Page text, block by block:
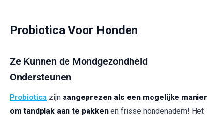
Probiotica Voor Honden
Ze Kunnen de Mondgezondheid
Ondersteunen
Probiotica zijn aangeprezen als een mogelijke manier
om tandplak aan te pakken en frisse hondenadem! Het